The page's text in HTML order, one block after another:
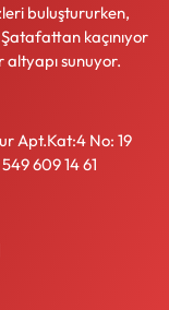
buluştururken,
kaçınıyor
sunuyor.
Apt.Kat:4 No: 19
609 14 61